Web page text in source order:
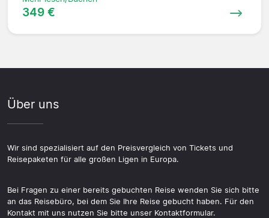
349 €
Über uns
Wir sind spezialisiert auf den Preisvergleich von Tickets und
Reisepaketen für alle großen Ligen in Europa.
Bei Fragen zu einer bereits gebuchten Reise wenden Sie sich bitte
an das Reisebüro, bei dem Sie Ihre Reise gebucht haben. Für den
Kontakt mit uns nutzen Sie bitte unser Kontaktformular.